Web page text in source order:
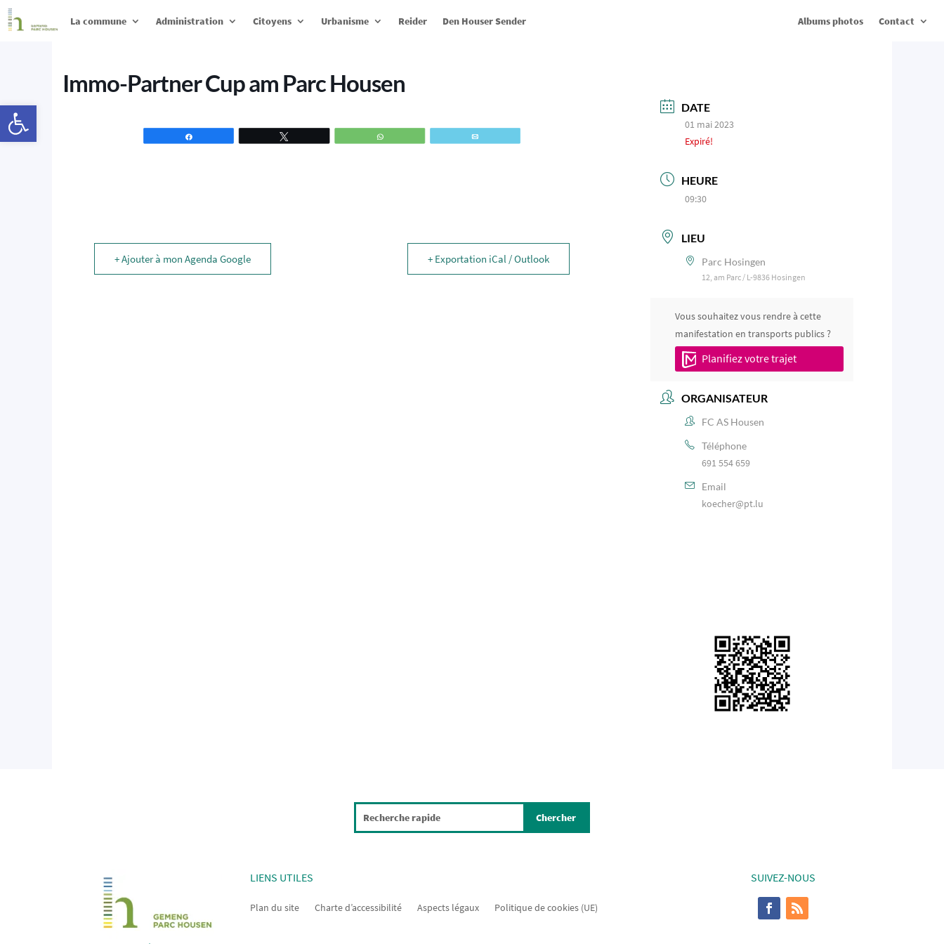
La commune Administration Citoyens Urbanisme Reider Den Houser Sender Albums photos Contact
Immo-Partner Cup am Parc Housen
+ Ajouter à mon Agenda Google + Exportation iCal / Outlook
DATE
01 mai 2023
Expiré!
HEURE
09:30
LIEU
Parc Hosingen
12, am Parc / L-9836 Hosingen
Vous souhaitez vous rendre à cette
manifestation en transports publics ?
Planifiez votre trajet
ORGANISATEUR
FC AS Housen
Téléphone
691 554 659
Email
koecher@pt.lu
LIENS UTILES
Plan du site Charte d’accessibilité Aspects légaux Politique de cookies (UE)
SUIVEZ-NOUS
Ouvrir la barre d’outils